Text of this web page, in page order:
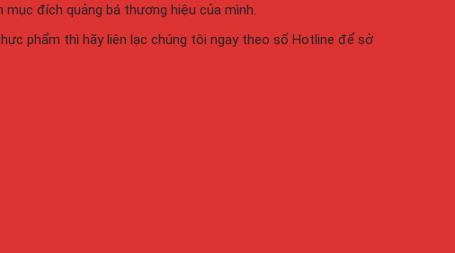
mục đích quảng bá thương hiệu của mình.
phẩm thì hãy liên lạc chúng tôi ngay theo số Hotline để sở